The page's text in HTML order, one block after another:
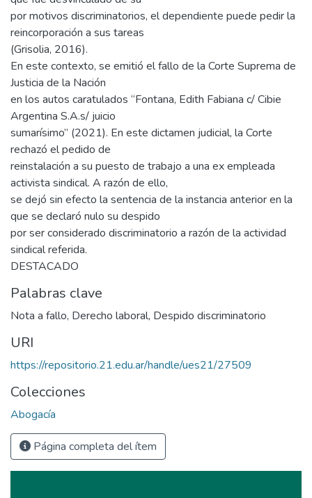
por motivos discriminatorios, el dependiente puede pedir la
reincorporación a sus tareas
(Grisolia, 2016).
En este contexto, se emitió el fallo de la Corte Suprema de
Justicia de la Nación
en los autos caratulados “Fontana, Edith Fabiana c/ Cibie
Argentina S.A.s/ juicio
sumarísimo” (2021). En este dictamen judicial, la Corte
rechazó el pedido de
reinstalación a su puesto de trabajo a una ex empleada
activista sindical. A razón de ello,
se dejó sin efecto la sentencia de la instancia anterior en la
que se declaró nulo su despido
por ser considerado discriminatorio a razón de la actividad
sindical referida.
DESTACADO
Palabras clave
Nota a fallo, Derecho laboral, Despido discriminatorio
URI
https://repositorio.21.edu.ar/handle/ues21/27509
Colecciones
Abogacía
Página completa del ítem